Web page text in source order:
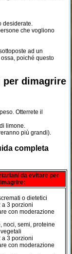
desiderate.
che vogliono
ad un
poiché questo
per dimagrire
Otterrete il
limone.
più grandi).
completa
da evitare per
o dietetici
a 3 porzioni
con moderazione
noci, semi, proteine
vegetali
a 3 porzioni
con moderazione